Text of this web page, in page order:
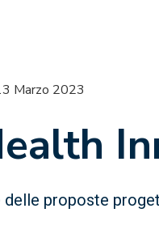
Marzo 2023
delle proposte